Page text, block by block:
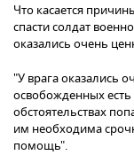
Что касается
спасти солдат
оказались очень
"У врага оказались
освобожденных
обстоятельствах
им необходима
помощь".